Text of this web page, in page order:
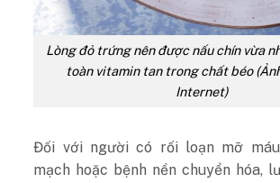
Lòng đỏ trứng nên được nấu chín vừa
toàn vitamin tan trong chất béo
Internet)
Đối với người có rối loạn mỡ
mạch hoặc bệnh nền chuyển hóa,